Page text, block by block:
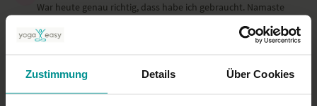
Zustimmung Details Über Cookies
War heute genau richtig, dass habe ich gebraucht. Namaste
0
Danke!